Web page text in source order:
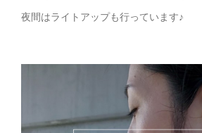
夜間はライトアップも行っています♪